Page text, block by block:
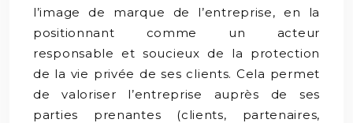
l’image de marque de l’entreprise, en la
positionnant comme un acteur
responsable et soucieux de la protection
de la vie privée de ses clients. Cela permet
de valoriser l’entreprise auprès de ses
parties prenantes (clients, partenaires,